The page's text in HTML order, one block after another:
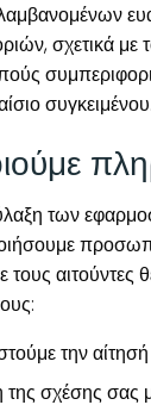
σχετικά με
συγκειμένου.
των
τους αιτούντες
την
της σχέσης σας